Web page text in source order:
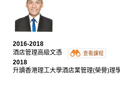
香港城市大學社會科學學士(
香港理工大學市場學(榮譽)工
回顧兩年在書院的生活，除了
書院活動，例如學生大使和韓
這兩個活動令我認職到很多不
在學校的社交圈子。另外，與
提升英文水平。即使我當年的
2016-2018
酒店管理高級文憑
查看課程
2018
升讀香港理工大學酒店業管理(榮譽)理